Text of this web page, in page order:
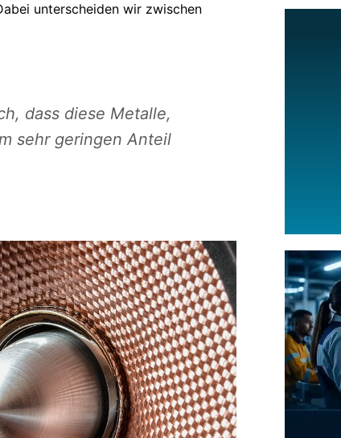
unterscheiden wir zwischen
dass diese Metalle,
sehr geringen Anteil